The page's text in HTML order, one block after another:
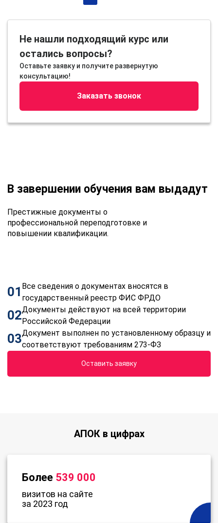
Не нашли подходящий курс или
остались вопросы?
Оставьте заявку и получите развернутую
консультацию!
Заказать звонок
В завершении обучения вам выдадут
Престижные документы о
профессиональной переподготовке и
повышении квалификации.
01 Все сведения о документах вносятся в
государственный реестр ФИС ФРДО
02Документы действуют на всей территории
Российской Федерации
03Документ выполнен по установленному образцу и
соответствуют требованиям 273-ФЗ
Оставить заявку
АПОК в цифрах
Более 539 000
визитов на сайте
за 2023 год